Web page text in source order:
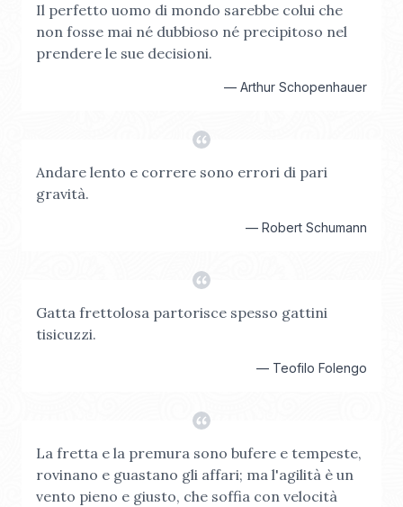
Il perfetto uomo di mondo sarebbe colui che
non fosse mai né dubbioso né precipitoso nel
prendere le sue decisioni.
— Arthur Schopenhauer
Andare lento e correre sono errori di pari
gravità.
— Robert Schumann
Gatta frettolosa partorisce spesso gattini
tisicuzzi.
— Teofilo Folengo
La fretta e la premura sono bufere e tempeste,
rovinano e guastano gli affari; ma l'agilità è un
vento pieno e giusto, che soffia con velocità